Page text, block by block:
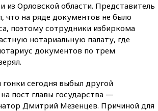
из Орловской области. Представитель
что на ряде документов не было
поэтому сотрудники избиркома
нотариальную палату, где
документов по трем
сегодня выбыл другой
пост главы государства —
Дмитрий Мезенцев. Причиной для